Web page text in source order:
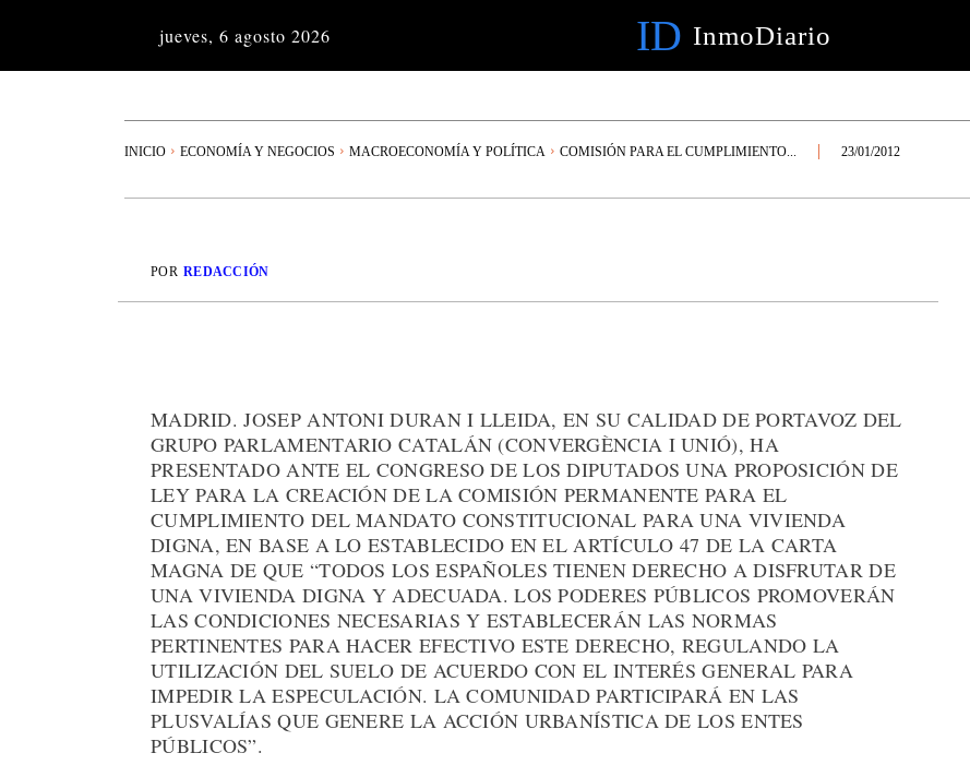
jueves, 6 agosto 2026 ID InmoDiario
INICIO ECONOMÍA Y NEGOCIOS MACROECONOMÍA Y POLÍTICA COMISIÓN PARA EL CUMPLIMIENTO... 23/01/2012
POR REDACCIÓN
MADRID. JOSEP ANTONI DURAN I LLEIDA, EN SU CALIDAD DE PORTAVOZ DEL
GRUPO PARLAMENTARIO CATALÁN (CONVERGÈNCIA I UNIÓ), HA
PRESENTADO ANTE EL CONGRESO DE LOS DIPUTADOS UNA PROPOSICIÓN DE
LEY PARA LA CREACIÓN DE LA COMISIÓN PERMANENTE PARA EL
CUMPLIMIENTO DEL MANDATO CONSTITUCIONAL PARA UNA VIVIENDA
DIGNA, EN BASE A LO ESTABLECIDO EN EL ARTÍCULO 47 DE LA CARTA
MAGNA DE QUE “TODOS LOS ESPAÑOLES TIENEN DERECHO A DISFRUTAR DE
UNA VIVIENDA DIGNA Y ADECUADA. LOS PODERES PÚBLICOS PROMOVERÁN
LAS CONDICIONES NECESARIAS Y ESTABLECERÁN LAS NORMAS
PERTINENTES PARA HACER EFECTIVO ESTE DERECHO, REGULANDO LA
UTILIZACIÓN DEL SUELO DE ACUERDO CON EL INTERÉS GENERAL PARA
IMPEDIR LA ESPECULACIÓN. LA COMUNIDAD PARTICIPARÁ EN LAS
PLUSVALÍAS QUE GENERE LA ACCIÓN URBANÍSTICA DE LOS ENTES
PÚBLICOS”.